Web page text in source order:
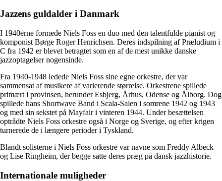
Jazzens guldalder i Danmark
I 1940erne formede Niels Foss en duo med den talentfulde pianist og
komponist Børge Roger Henrichsen. Deres indspilning af Præludium i
C fra 1942 er blevet betragtet som en af de mest unikke danske
jazzoptagelser nogensinde.
Fra 1940-1948 ledede Niels Foss sine egne orkestre, der var
sammensat af musikere af varierende størrelse. Orkestrene spillede
primært i provinsen, herunder Esbjerg, Århus, Odense og Ålborg. Dog
spillede hans Shortwave Band i Scala-Salen i somrene 1942 og 1943
og med sin sekstet på Mayfair i vinteren 1944. Under besættelsen
optrådte Niels Foss orkestre også i Norge og Sverige, og efter krigen
turnerede de i længere perioder i Tyskland.
Blandt solisterne i Niels Foss orkestre var navne som Freddy Albeck
og Lise Ringheim, der begge satte deres præg på dansk jazzhistorie.
Internationale muligheder